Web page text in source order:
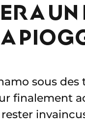
UN
sous des
finalement